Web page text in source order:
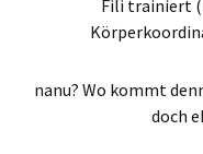
Fili trainiert
nanu? Wo kommt
doch